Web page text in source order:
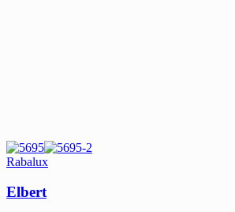
Rabalux
Elbert